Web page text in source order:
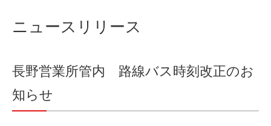
ニュースリリース
長野営業所管内 路線バス時刻改正のお
知らせ